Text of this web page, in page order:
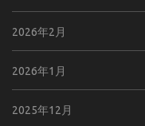
2026年2月
2026年1月
2025年12月